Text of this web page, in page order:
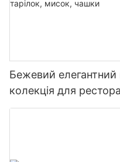
Бежевий
колекція для
комерційний посуд